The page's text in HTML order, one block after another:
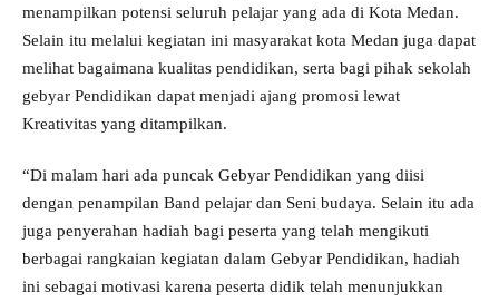
menampilkan potensi seluruh pelajar yang ada di Kota Medan.
Selain itu melalui kegiatan ini masyarakat kota Medan juga dapat
melihat bagaimana kualitas pendidikan, serta bagi pihak sekolah
gebyar Pendidikan dapat menjadi ajang promosi lewat
Kreativitas yang ditampilkan.
“Di malam hari ada puncak Gebyar Pendidikan yang diisi
dengan penampilan Band pelajar dan Seni budaya. Selain itu ada
juga penyerahan hadiah bagi peserta yang telah mengikuti
berbagai rangkaian kegiatan dalam Gebyar Pendidikan, hadiah
ini sebagai motivasi karena peserta didik telah menunjukkan